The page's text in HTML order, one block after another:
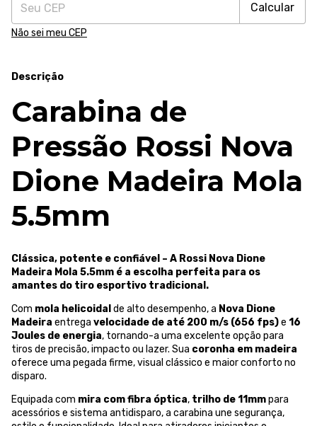
Calcular
Não sei meu CEP
Descrição
Carabina de
Pressão Rossi Nova
Dione Madeira Mola
5.5mm
Clássica, potente e confiável – A Rossi Nova Dione
Madeira Mola 5.5mm é a escolha perfeita para os
amantes do tiro esportivo tradicional.
Com mola helicoidal de alto desempenho, a Nova Dione
Madeira entrega velocidade de até 200 m/s (656 fps)e 16
Joules de energia, tornando-a uma excelente opção para
tiros de precisão, impacto ou lazer. Sua coronha em madeira
oferece uma pegada firme, visual clássico e maior conforto no
disparo.
Equipada com mira com fibra óptica, trilho de 11mmpara
acessórios e sistema antidisparo, a carabina une segurança,